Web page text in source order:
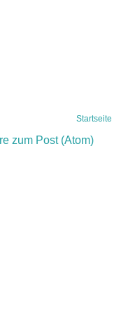
Startseite
zum Post (Atom)